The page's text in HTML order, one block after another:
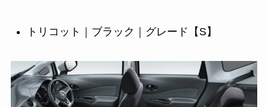
トリコット｜ブラック｜グレード【S】